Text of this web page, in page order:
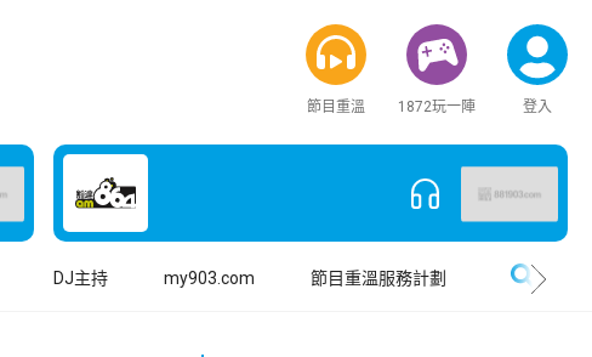
節目重溫 1872玩一陣 登入
DJ主持 my903.com 節目重溫服務計劃